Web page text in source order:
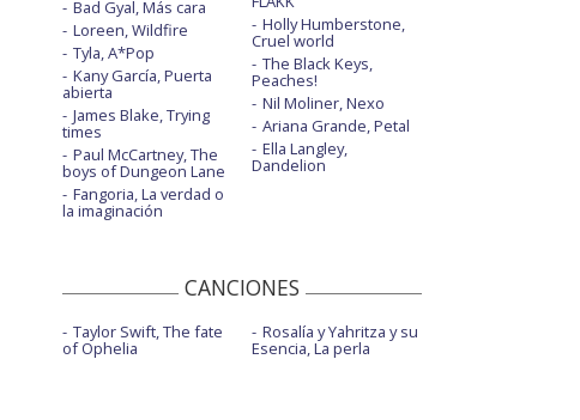
Bad Gyal, Más cara
Loreen, Wildfire
Tyla, A*Pop
Kany García, Puerta
abierta
James Blake, Trying
times
Paul McCartney, The
boys of Dungeon Lane
Fangoria, La verdad o
la imaginación
Holly Humberstone,
Cruel world
The Black Keys,
Peaches!
Nil Moliner, Nexo
Ariana Grande, Petal
Ella Langley,
Dandelion
CANCIONES
Taylor Swift, The fate
of Ophelia
Rosalía y Yahritza y su
Esencia, La perla